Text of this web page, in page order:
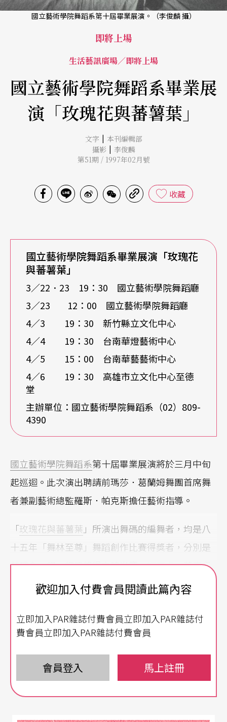
國立藝術學院舞蹈系第十屆畢業展演。（李俊麟 攝）
即將上場
生活藝訊廣場／即將上場
國立藝術學院舞蹈系畢業展
演「玫瑰花與蕃薯葉」
文字 | 本刊編輯部
攝影 | 李俊麟
第51期 / 1997年02月號
收藏
國立藝術學院舞蹈系畢業展演「玫瑰花
與蕃薯葉」
3／22．23 19：30 國立藝術學院舞蹈廳
3／23 12：00 國立藝術學院舞蹈廳
4／3 19：30 新竹縣立文化中心
4／4 19：30 台南華燈藝術中心
4／5 15：00 台南華藝藝術中心
4／6 19：30 高雄市立文化中心至德
堂
主辦單位：國立藝術學院舞蹈系（02）809-
4390
國立藝術學院舞蹈系第十屆畢業展演將於三月中旬
起巡迴。此次演出聘請前瑪莎．葛蘭姆舞團首席舞
者兼副藝術總監羅斯．帕克斯擔任藝術指導。
「玫瑰花與蕃薯葉 」所演出舞碼的編舞者，均是八
十五年「舞林至尊」舞蹈創作比賽得獎者，分別是
榮獲金、銀、銅牌獎得主魏光慶、譚惠貞、蔡惠貞
所編作。
九支作品風格各異，有屬於原住民悲情風格的《日
瑪克之歌》、氛圍詭譎的《當流星劃過……》、抒
《臨時通吿》，及由橱窗模特兒引發聯想的芭蕾作
品《狂想曲》等。
歡迎加入付費會員閱讀此篇內容
立即加入PAR雜誌付費會員立即加入PAR雜誌付
費會員立即加入PAR雜誌付費會員
會員登入 馬上註冊